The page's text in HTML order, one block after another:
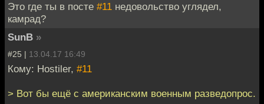
Это где ты в посте #11 недовольство углядел,
камрад?
SunB »
#25 | 13.04.17 16:49
Кому: Hostiler, #11
> Вот бы ещё с американским военным разведопрос.